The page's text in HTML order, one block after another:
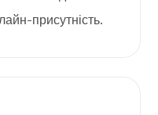
присутність.